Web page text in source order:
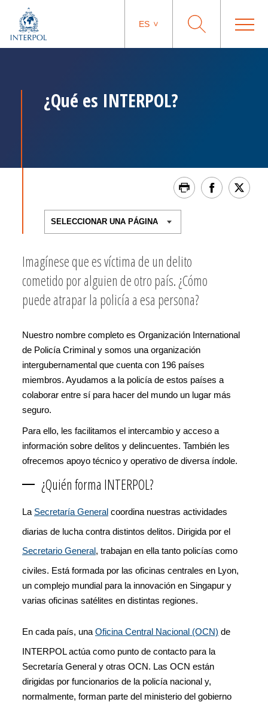
ES
¿Qué es INTERPOL?
Imagínese que es víctima de un delito
cometido por alguien de otro país. ¿Cómo
puede atrapar la policía a esa persona?
Nuestro nombre completo es Organización International
de Policía Criminal y somos una organización
intergubernamental que cuenta con 196 países
miembros. Ayudamos a la policía de estos países a
colaborar entre sí para hacer del mundo un lugar más
seguro.
Para ello, les facilitamos el intercambio y acceso a
información sobre delitos y delincuentes. También les
ofrecemos apoyo técnico y operativo de diversa índole.
¿Quién forma INTERPOL?
La Secretaría General coordina nuestras actividades
diarias de lucha contra distintos delitos. Dirigida por el
Secretario General, trabajan en ella tanto policías como
civiles. Está formada por las oficinas centrales en Lyon,
un complejo mundial para la innovación en Singapur y
varias oficinas satélites en distintas regiones.
En cada país, una Oficina Central Nacional (OCN) de
INTERPOL actúa como punto de contacto para la
Secretaría General y otras OCN. Las OCN están
dirigidas por funcionarios de la policía nacional y,
normalmente, forman parte del ministerio del gobierno